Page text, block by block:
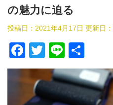
の魅力に迫る
投稿日：2021年4月17日 更新日：
F
a
c
e
T
wi
tt
er
Li
n
e
有